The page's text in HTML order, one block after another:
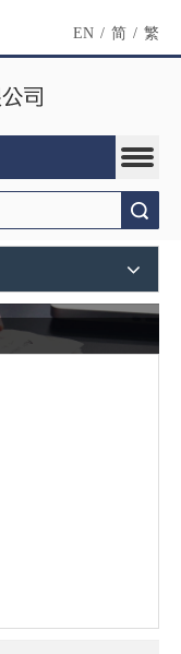
EN / 简 / 繁